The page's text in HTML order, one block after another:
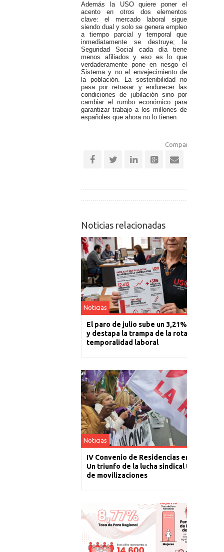
Además la USO quiere poner el
acento en otros dos elementos
clave: el mercado laboral sigue
siendo dual y solo se genera empleo
a tiempo parcial y temporal que
inmediatamente se destruye; la
Seguridad Social cada día tiene
menos afiliados y eso es lo que
verdaderamente pone en riesgo el
Sistema y no el envejecimiento de
la población. La sostenibilidad no
pasa por retrasar y endurecer las
condiciones de jubilación sino por
cambiar el rumbo económico para
garantizar trabajo a los millones de
españoles que ahora no lo tienen.
Comparte esta
Noticias relacionadas
Noticias
El paro de julio sube un 3,21% en La
y destapa la trampa de la rotación y la
temporalidad laboral
Noticias
IV Convenio de Residencias en La Rioja:
Un triunfo de la lucha sindical tras un año
de movilizaciones